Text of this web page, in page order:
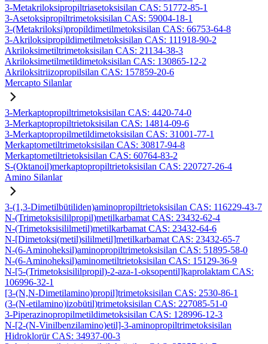
3-Metakriloksipropiltriasetoksisilan CAS: 51772-85-1
3-Asetoksipropiltrimetoksisilan CAS: 59004-18-1
3-(Metakriloksi)propildimetilmetoksisilan CAS: 66753-64-8
3-Akriloksipropildimetilmetoksisilan CAS: 111918-90-2
Akriloksimetiltrimetoksisilan CAS: 21134-38-3
Akriloksimetilmetildimetoksisilan CAS: 130865-12-2
Akriloksitriizopropilsilan CAS: 157859-20-6
Mercapto Silanlar
3-Merkaptopropiltrimetoksisilan CAS: 4420-74-0
3-Merkaptopropiltrietoksisilan CAS: 14814-09-6
3-Merkaptopropilmetildimetoksisilan CAS: 31001-77-1
Merkaptometiltrimetoksisilan CAS: 30817-94-8
Merkaptometiltrietoksisilan CAS: 60764-83-2
S-(Oktanoil)merkaptopropiltrietoksisilan CAS: 220727-26-4
Amino Silanlar
3-(1,3-Dimetilbütiliden)aminopropiltrietoksisilan CAS: 116229-43-7
N-(Trimetoksisililpropil)metilkarbamat CAS: 23432-62-4
N-(Trimetoksisililmetil)metilkarbamat CAS: 23432-64-6
N-[Dimetoksi(metil)sililmetil]metilkarbamat CAS: 23432-65-7
N-(6-Aminoheksil)aminopropiltrimetoksisilan CAS: 51895-58-0
N-(6-Aminoheksil)aminometiltrietoksisilan CAS: 15129-36-9
N-[5-(Trimetoksisililpropil)-2-aza-1-oksopentil]kaprolaktam CAS:
106996-32-1
[3-(N,N-Dimetilamino)propil]trimetoksisilan CAS: 2530-86-1
(3-(N-etilamino)izobütil)trimetoksisilan CAS: 227085-51-0
3-Piperazinopropilmetildimetoksisilan CAS: 128996-12-3
N-[2-(N-Vinilbenzilamino)etil]-3-aminopropiltrimetoksisilan
Hidroklorür CAS: 34937-00-3